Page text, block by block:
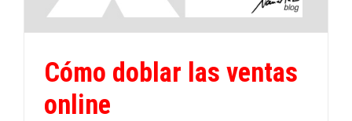
Cómo doblar las ventas
online